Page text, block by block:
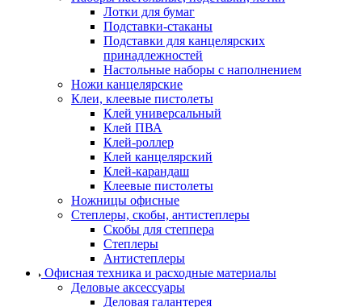
Лотки для бумаг
Подставки-стаканы
Подставки для канцелярских
принадлежностей
Настольные наборы с наполнением
Ножи канцелярские
Клеи, клеевые пистолеты
Клей универсальный
Клей ПВА
Клей-роллер
Клей канцелярский
Клей-карандаш
Клеевые пистолеты
Ножницы офисные
Степлеры, скобы, антистеплеры
Скобы для степпера
Степлеры
Антистеплеры
Офисная техника и расходные материалы
Деловые аксессуары
Деловая галантерея